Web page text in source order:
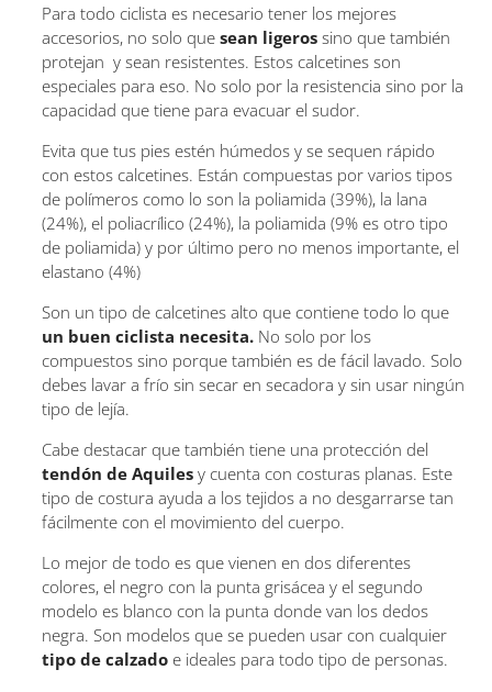
Para todo ciclista es necesario tener los mejores
accesorios, no solo quesean ligerossino que también
protejan y sean resistentes. Estos calcetines son
especiales para eso. No solo por la resistencia sino por la
capacidad que tiene para evacuar el sudor.
Evita que tus pies estén húmedos y se sequen rápido
con estos calcetines. Están compuestas por varios tipos
de polímeros como lo son la poliamida (39%), la lana
(24%), el poliacrílico (24%), la poliamida (9% es otro tipo
de poliamida) y por último pero no menos importante, el
elastano (4%)
Son un tipo de calcetines alto que contiene todo lo que
un buen ciclista necesita.No solo por los
compuestos sino porque también es de fácil lavado. Solo
debes lavar a frío sin secar en secadora y sin usar ningún
tipo de lejía.
Cabe destacar que también tiene una protección del
tendón de Aquilesy cuenta con costuras planas. Este
tipo de costura ayuda a los tejidos a no desgarrarse tan
fácilmente con el movimiento del cuerpo.
Lo mejor de todo es que vienen en dos diferentes
colores, el negro con la punta grisácea y el segundo
modelo es blanco con la punta donde van los dedos
negra. Son modelos que se pueden usar con cualquier
tipo de calzadoe ideales para todo tipo de personas.